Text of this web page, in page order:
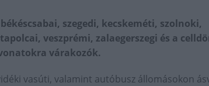
szegedi, kecskeméti, szolnoki,
veszprémi, zalaegerszegi és a
várakozók.
vasúti, valamint autóbusz állomásokon